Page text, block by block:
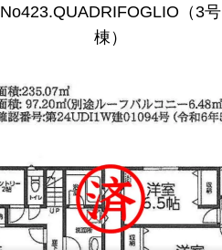
No423.QUADRIFOGLIO（3号
棟）